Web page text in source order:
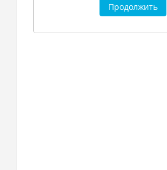
Продолжить